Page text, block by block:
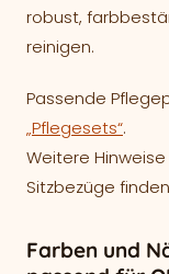
robust,
reinigen.
Passende
„Pflegesets“.
Weitere
Sitzbezüge
Farben und